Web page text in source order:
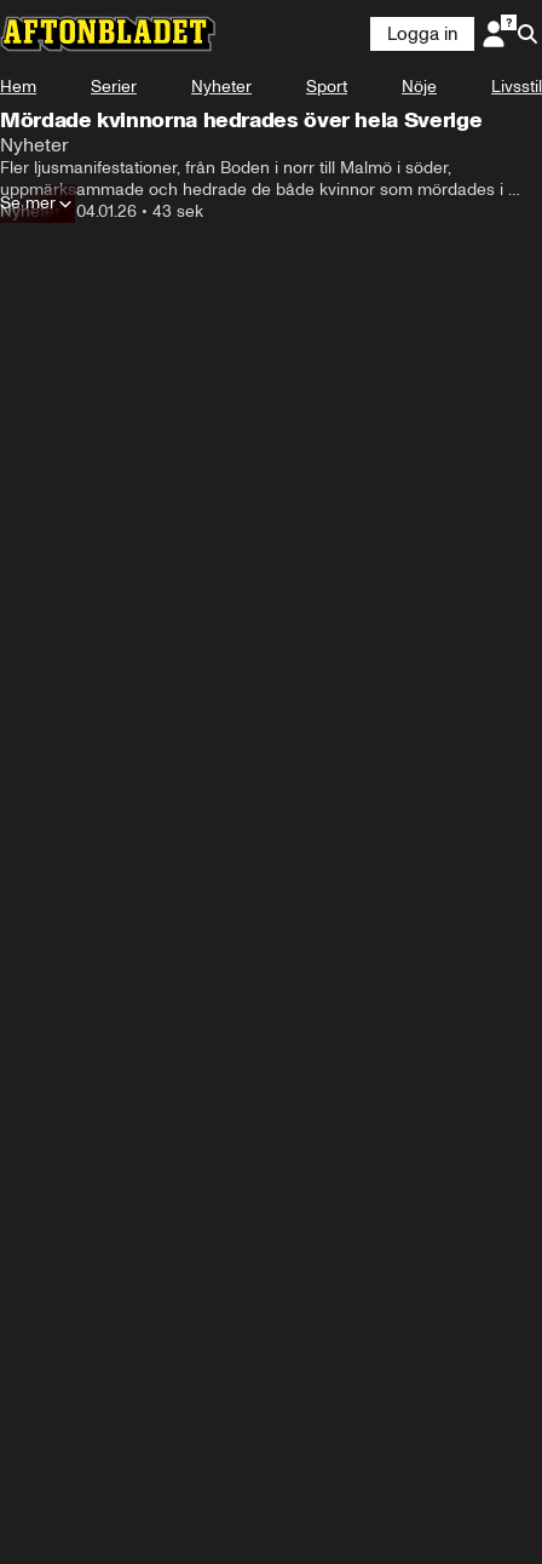
Logga in
Hem Serier Nyheter Sport Nöje Livsstil
Mördade kvinnorna hedrades över hela Sverige
Nyheter
Fler ljusmanifestationer, från Boden i norr till Malmö i söder,
uppmärksammade och hedrade de både kvinnor som mördades i
Boden och Salem under julhelgen.
Nyheter• 04.01.26 • 43 sek
Se mer